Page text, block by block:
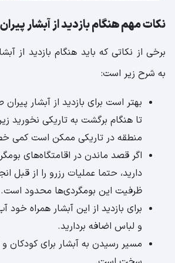
نکات مهم هنگام بازدید از آبشار پیران
برخی از نکاتی که باید هنگام بازدید از
به شرح زیر است:
بهتر است برای بازدید از آبشار
تا هنگام برگشت به تاریکی نخورید
منطقه در تاریکی ممکن است کمی
اگر قصد ماندن در اقامتگاه‌های
دارید، حتما عملیات رزرو را از قبل
ظرفیت این بومگردی‌ها محدود است.
برای بازدید از این آبشار همراه خود
و لباس اضافه بردارید.
مسیر رسیدن به آبشار برای کودکان